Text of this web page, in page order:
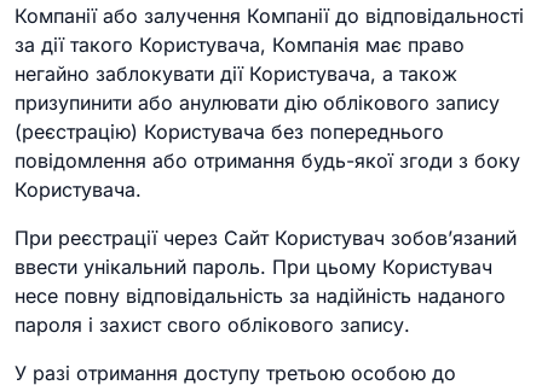
Компанії або залучення Компанії до відповідальності
за дії такого Користувача, Компанія має право
негайно заблокувати дії Користувача, а також
призупинити або анулювати дію облікового запису
(реєстрацію) Користувача без попереднього
повідомлення або отримання будь-якої згоди з боку
Користувача.
При реєстрації через Сайт Користувач зобов’язаний
ввести унікальний пароль. При цьому Користувач
несе повну відповідальність за надійність наданого
пароля і захист свого облікового запису.
У разі отримання доступу третьою особою до